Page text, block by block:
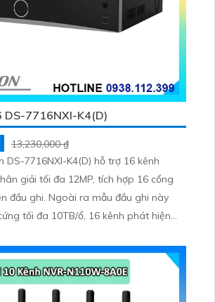
DS-7716NXI-K4(D)
13,230,000 ₫
DS-7716NXI-K4(D) hỗ trợ 16 kênh
giải tối đa 12MP, tích hợp 16 cổng
mẫu đầu ghi này
tối đa 10TB/ổ, 16 kênh phát hiện